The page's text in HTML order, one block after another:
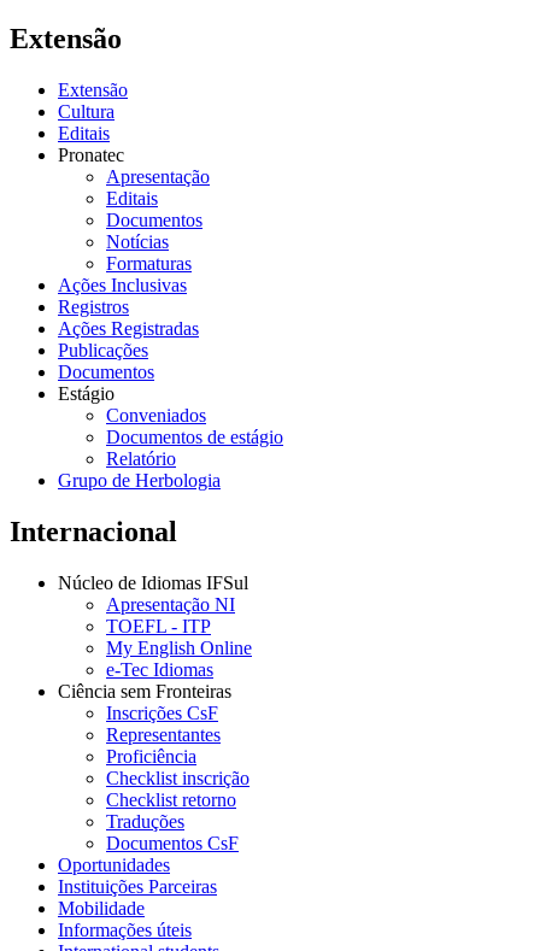
Extensão
Extensão
Cultura
Editais
Pronatec
Apresentação
Editais
Documentos
Notícias
Formaturas
Ações Inclusivas
Registros
Ações Registradas
Publicações
Documentos
Estágio
Conveniados
Documentos de estágio
Relatório
Grupo de Herbologia
Internacional
Núcleo de Idiomas IFSul
Apresentação NI
TOEFL - ITP
My English Online
e-Tec Idiomas
Ciência sem Fronteiras
Inscrições CsF
Representantes
Proficiência
Checklist inscrição
Checklist retorno
Traduções
Documentos CsF
Oportunidades
Instituições Parceiras
Mobilidade
Informações úteis